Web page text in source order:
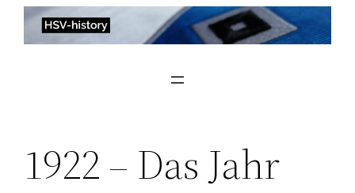
Zum
Inhalt
1922 – Das Jahr